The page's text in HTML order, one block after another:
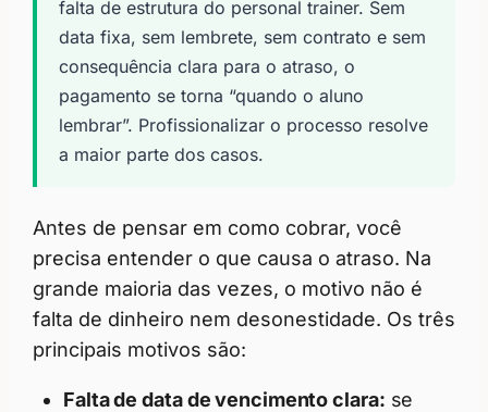
falta de estrutura do personal trainer. Sem
data fixa, sem lembrete, sem contrato e sem
consequência clara para o atraso, o
pagamento se torna “quando o aluno
lembrar”. Profissionalizar o processo resolve
a maior parte dos casos.
Antes de pensar em como cobrar, você
precisa entender o que causa o atraso. Na
grande maioria das vezes, o motivo não é
falta de dinheiro nem desonestidade. Os três
principais motivos são:
Falta de data de vencimento clara: se